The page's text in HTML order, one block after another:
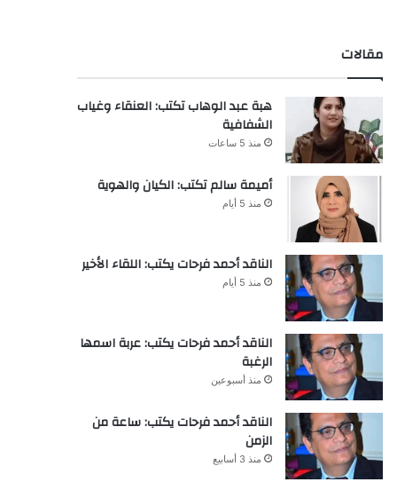
مقالات
هبة عبد الوهاب تكتب: العنقاء وغياب
الشفافية
منذ 5 ساعات
أميمة سالم تكتب: الكيان والهوية
منذ 5 أيام
الناقد أحمد فرحات يكتب: اللقاء الأخير
منذ 5 أيام
الناقد أحمد فرحات يكتب: عربة اسمها
الرغبة
منذ أسبوعين
الناقد أحمد فرحات يكتب: ساعة من
الزمن
منذ 3 أسابيع